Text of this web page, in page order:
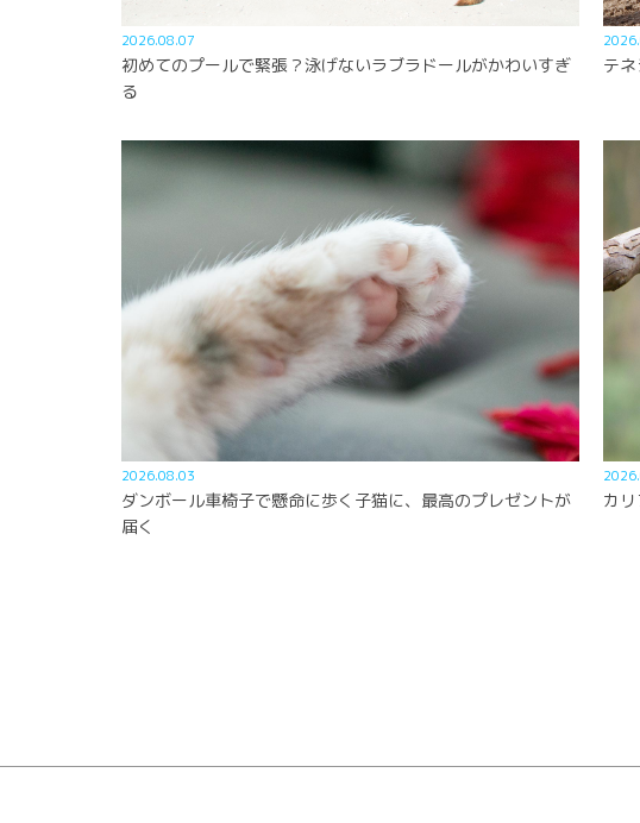
2026.08.07
初めてのプールで緊張？泳げないラブラドールがかわいすぎ
る
テ
2026.08.03
ダンボール車椅子で懸命に歩く子猫に、最高のプレゼントが
届く
カ